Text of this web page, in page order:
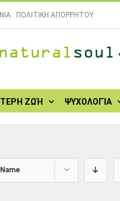
| ΠΟΛΙΤΙΚΗ ΑΠΟΡΡΗΤΟΥ
ΖΩΉ ΨΥΧΟΛΟΓΊΑ
Name